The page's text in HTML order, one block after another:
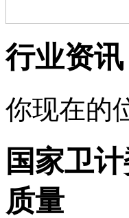
行业资讯
你现在的
国家卫
质量